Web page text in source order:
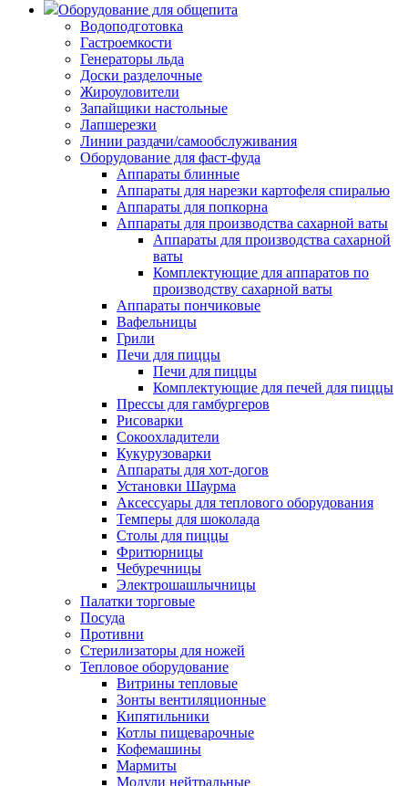
Оборудование для общепита
Водоподготовка
Гастроемкости
Генераторы льда
Доски разделочные
Жироуловители
Запайщики настольные
Лапшерезки
Линии раздачи/самообслуживания
Оборудование для фаст-фуда
Аппараты блинные
Аппараты для нарезки картофеля спиралью
Аппараты для попкорна
Аппараты для производства сахарной ваты
Аппараты для производства сахарной
ваты
Комплектующие для аппаратов по
производству сахарной ваты
Аппараты пончиковые
Вафельницы
Грили
Печи для пиццы
Печи для пиццы
Комплектующие для печей для пиццы
Прессы для гамбургеров
Рисоварки
Сокоохладители
Кукурузоварки
Аппараты для хот-догов
Установки Шаурма
Аксессуары для теплового оборудования
Темперы для шоколада
Столы для пиццы
Фритюрницы
Чебуречницы
Электрошашлычницы
Палатки торговые
Посуда
Противни
Стерилизаторы для ножей
Тепловое оборудование
Витрины тепловые
Зонты вентиляционные
Кипятильники
Котлы пищеварочные
Кофемашины
Мармиты
Модули нейтральные